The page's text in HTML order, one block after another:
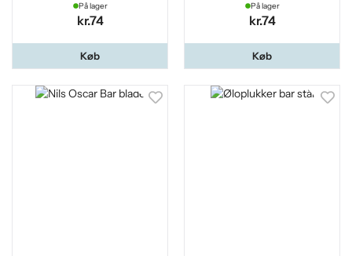
På lager
kr.74
Køb
På lager
kr.74
Køb